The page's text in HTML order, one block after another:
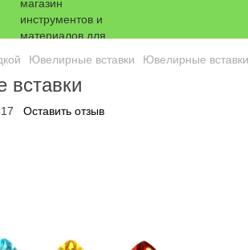
Ювелирные вставки Ювелирные вставки
вставки
Оставить отзыв